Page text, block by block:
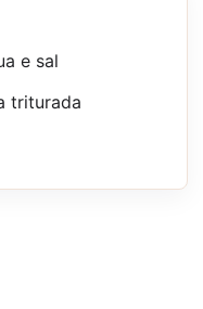
e sal
triturada